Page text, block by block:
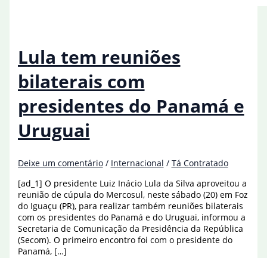
Lula tem reuniões
bilaterais com
presidentes do Panamá e
Uruguai
Deixe um comentário / Internacional / Tá Contratado
[ad_1] O presidente Luiz Inácio Lula da Silva aproveitou a
reunião de cúpula do Mercosul, neste sábado (20) em Foz
do Iguaçu (PR), para realizar também reuniões bilaterais
com os presidentes do Panamá e do Uruguai, informou a
Secretaria de Comunicação da Presidência da República
(Secom). O primeiro encontro foi com o presidente do
Panamá, […]